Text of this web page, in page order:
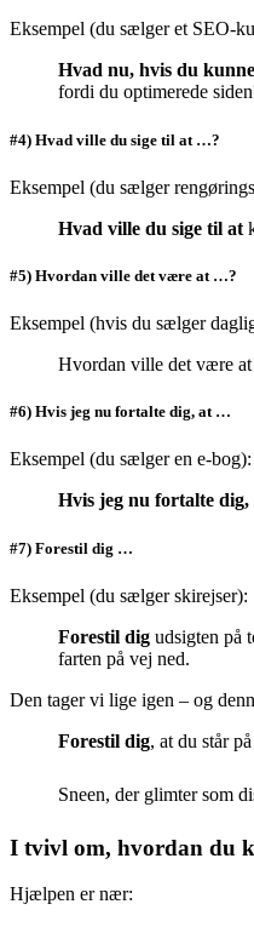
Eksempel (du sælger et SEO-
Hvad nu, hvis du
fordi du optimerede
#4) Hvad ville du sige til at …?
Eksempel (du sælger
Hvad ville du sige til at
#5) Hvordan ville det være at …?
Eksempel (hvis du sælger
Hvordan ville det være at
#6) Hvis jeg nu fortalte dig, at …
Eksempel (du sælger en e-bog):
Hvis jeg nu fortalte dig,
#7) Forestil dig …
Eksempel (du sælger skirejser):
Forestil dig udsigten på
farten på vej ned.
Den tager vi lige igen – og
Forestil dig, at du står
Sneen, der glimter som
I tvivl om, hvordan du
Hjælpen er nær: